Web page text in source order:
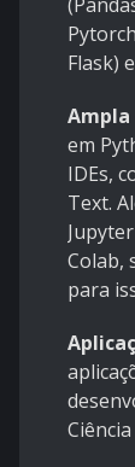
Flask)
Ampla
em
IDEs,
Text.
Colab,
para